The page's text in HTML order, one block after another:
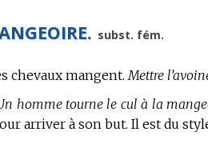
subst. fém.
chevaux mangent. Mettre
homme tourne le cul à la
arriver à son but. Il est du